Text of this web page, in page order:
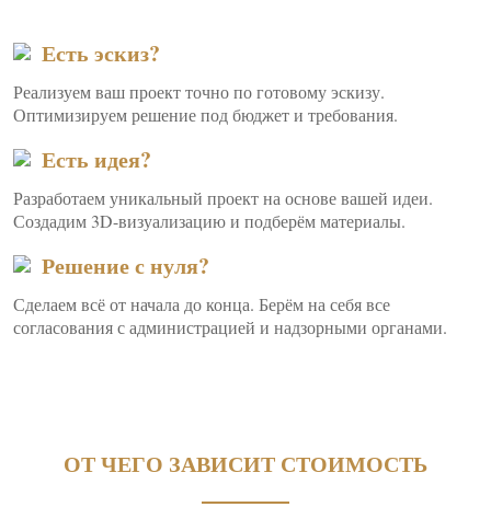
Есть эскиз?
Реализуем ваш проект точно по готовому эскизу.
Оптимизируем решение под бюджет и требования.
Есть идея?
Разработаем уникальный проект на основе вашей идеи.
Создадим 3D-визуализацию и подберём материалы.
Решение с нуля?
Сделаем всё от начала до конца. Берём на себя все
согласования с администрацией и надзорными органами.
ОТ ЧЕГО ЗАВИСИТ СТОИМОСТЬ